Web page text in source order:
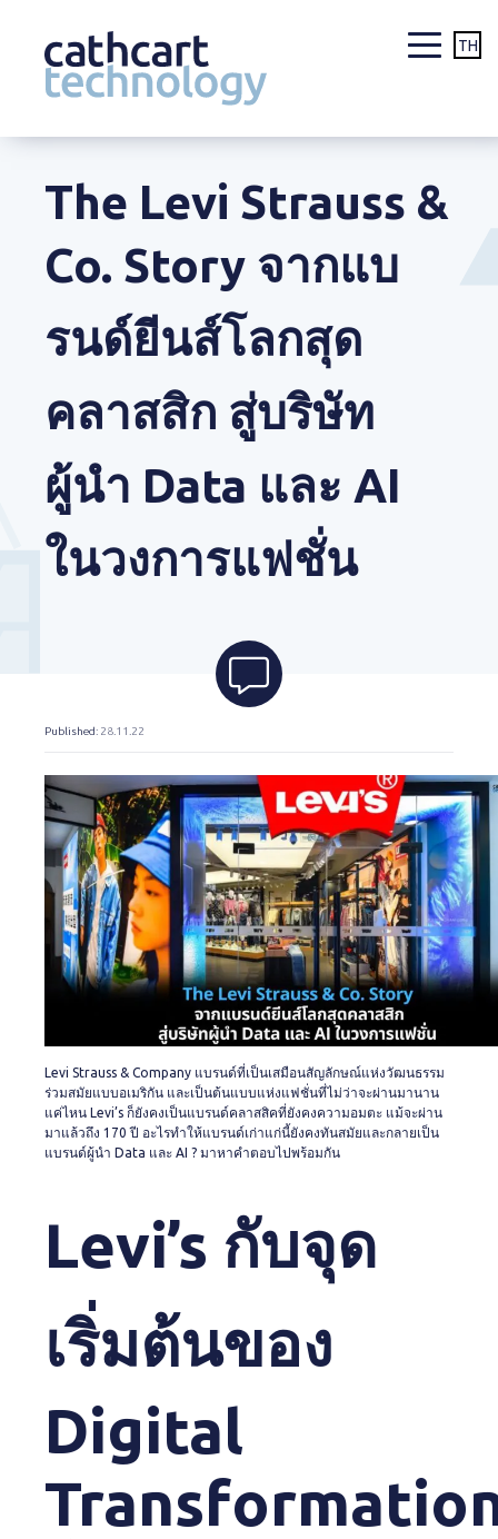
content
TH
The Levi Strauss &
Co. Story จากแบ
รนด์ยีนส์โลกสุด
คลาสสิก สู่บริษัท
ผู้นำ Data และ AI
ในวงการแฟชั่น
Published: 28.11.22
Levi Strauss & Company แบรนด์ที่เป็นเสมือนสัญลักษณ์แห่งวัฒนธรรม
ร่วมสมัยแบบอเมริกัน และเป็นต้นแบบแห่งแฟชั่นที่ไม่ว่าจะผ่านมานาน
แค่ไหน Levi’s ก็ยังคงเป็นแบรนด์คลาสสิคที่ยังคงความอมตะ แม้จะผ่าน
มาแล้วถึง 170 ปี อะไรทำให้แบรนด์เก่าแก่นี้ยังคงทันสมัยและกลายเป็น
แบรนด์ผู้นำ Data และ AI ? มาหาคำตอบไปพร้อมกัน
Levi’s กับจุด
เริ่มต้นของ
Digital